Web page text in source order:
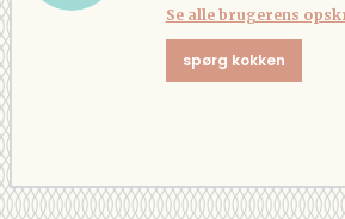
Se alle brugerens
spørg kokken